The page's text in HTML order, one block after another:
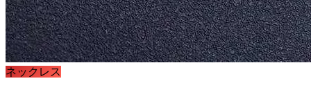
ネックレス